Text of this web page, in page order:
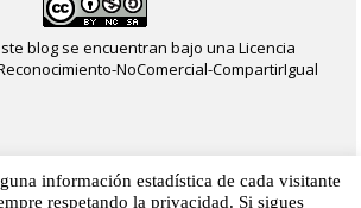
blog se encuentran bajo una Licencia
NoComercial-CompartirIgual
Eitzen|Inicio | Contacto | Mapa web|Aviso legal
información estadística de cada visitante
respetando la privacidad. Si sigues